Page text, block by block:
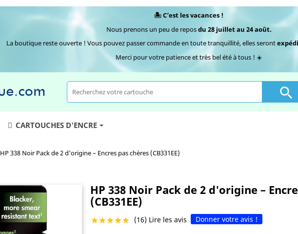
🏝️ C’est les vacances !
Nous prenons un peu de reposdu 28 juillet au 24 août.
La boutique reste ouverte ! Vous pouvez passer commande en toute tranquillité, elles seront
Merci pour votre patience et très bel été à tous ! ☀️

CARTOUCHES D'ENCRE
HP 338 Noir Pack de 2 d'origine – Encres pas chères (CB331EE)
HP 338 Noir Pack de 2 d'origine –
(CB331EE)
 (16) Lire les avis Donner votre avis !